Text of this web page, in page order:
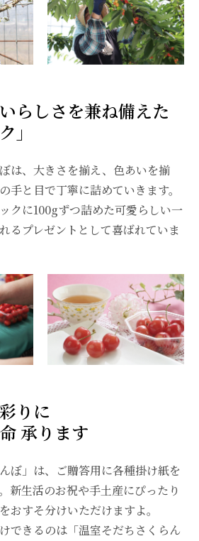
らしさを兼ね備えた
」
は、大きさを揃え、色あいを揃
手と目で丁寧に詰めていきます。
クに100gずつ詰めた可愛らしい一
るプレゼントとして喜ばれていま
に――
承ります
ぼ」は、ご贈答用に各種掛け紙を
新生活のお祝や手土産にぴったり
おすそ分けいただけますよ。
できるのは「温室そだちさくらん